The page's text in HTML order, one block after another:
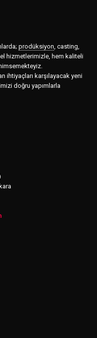
prodüksiyon, casting,
hizmetlerimizle, hem kaliteli
ihtiyaçları karşılayacak yeni
doğru yapımlarla